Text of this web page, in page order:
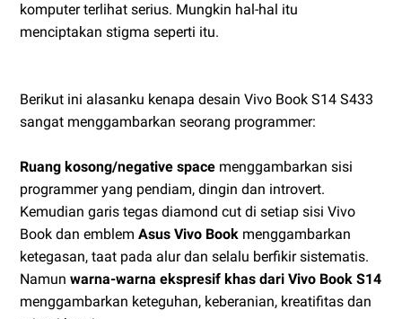
komputer terlihat serius. Mungkin hal-hal itu
menciptakan stigma seperti itu.
Berikut ini alasanku kenapa desain Vivo Book S14 S433
sangat menggambarkan seorang programmer:
Ruang kosong/negative space menggambarkan sisi
programmer yang pendiam, dingin dan introvert.
Kemudian garis tegas diamond cut di setiap sisi Vivo
Book dan emblem Asus Vivo Book menggambarkan
ketegasan, taat pada alur dan selalu berfikir sistematis.
Namun warna-warna ekspresif khas dari Vivo Book S14
menggambarkan keteguhan, keberanian, kreatifitas dan